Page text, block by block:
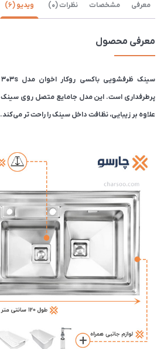
معرفی مشخصات نظرات (0) ویدیو (6)
معرفی محصول
علاوه بر زیبایی، نظافت داخل سینک را راحت تر می‌کند.